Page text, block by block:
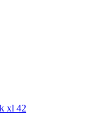
xl 42